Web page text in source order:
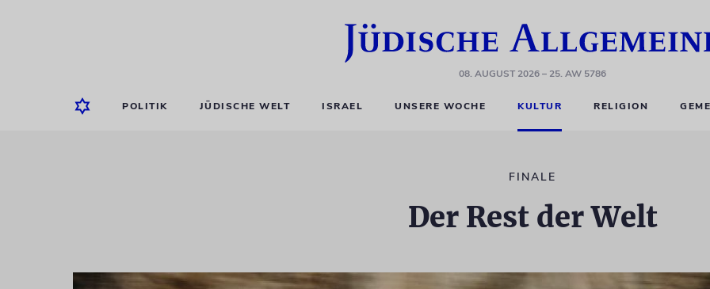
08. AUGUST 2026– 25. AW 5786
POLITIK JÜDISCHE WELT ISRAEL UNSERE WOCHE KULTUR RELIGION
FINALE
Der Rest der Welt